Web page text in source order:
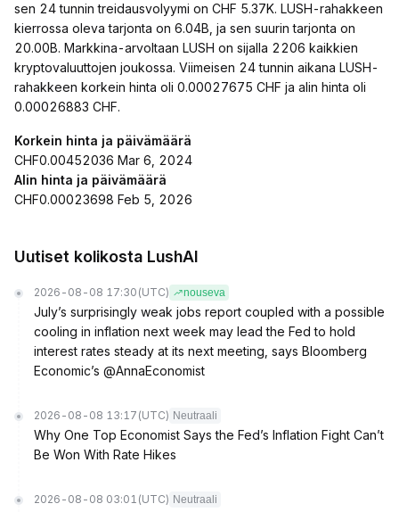
sen 24 tunnin treidausvolyymi on CHF 5.37K. LUSH-rahakkeen
kierrossa oleva tarjonta on 6.04B, ja sen suurin tarjonta on
20.00B. Markkina-arvoltaan LUSH on sijalla 2206 kaikkien
kryptovaluuttojen joukossa. Viimeisen 24 tunnin aikana LUSH-
rahakkeen korkein hinta oli 0.00027675 CHF ja alin hinta oli
0.00026883 CHF.
Korkein hinta ja päivämäärä
CHF0.00452036 Mar 6, 2024
Alin hinta ja päivämäärä
CHF0.00023698 Feb 5, 2026
Uutiset kolikosta LushAI
2026-08-08 17:30 (UTC) nouseva
July’s surprisingly weak jobs report coupled with a possible
cooling in inflation next week may lead the Fed to hold
interest rates steady at its next meeting, says Bloomberg
Economic’s @AnnaEconomist
2026-08-08 13:17 (UTC) Neutraali
Why One Top Economist Says the Fed’s Inflation Fight Can’t
Be Won With Rate Hikes
2026-08-08 03:01 (UTC) Neutraali